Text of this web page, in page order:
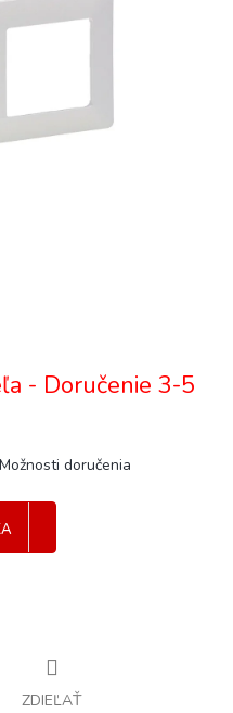
- Doručenie 3-5
Možnosti doručenia
ZDIEĽAŤ